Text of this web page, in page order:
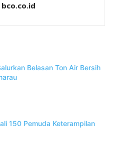
bco.co.id
Belasan Ton Air Bersih
150 Pemuda Keterampilan